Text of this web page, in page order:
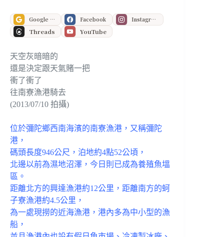
Google 偏好來源 Facebook Instagram
Threads YouTube
天空灰暗暗的
還是決定跟天氣賭一把
衝了衝了
往南寮漁港騎去
(2013/07/10 拍攝)
位於彌陀鄉西南海濱的南寮漁港，又稱彌陀
港，
碼頭長度946公尺，泊地約4點52公頃，
北邊以前為濕地沼澤，今日則已成為養殖魚塭
區。
距離北方的興達漁港約12公里，距離南方的蚵
子寮漁港約4.5公里，
為一處現撈的近海漁港，港內多為中小型的漁
船，